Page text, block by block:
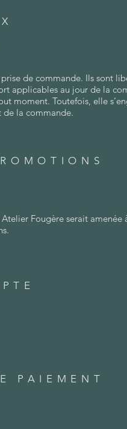
de commande. Ils sont
applicables au jour de la
moment. Toutefois, elle
de la commande.
Fougère serait
PAIEMENT